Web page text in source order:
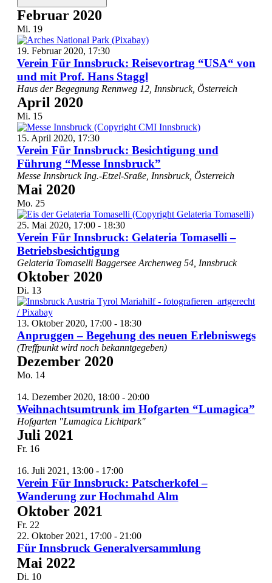
Februar 2020
Mi. 19
19. Februar 2020, 17:30
Verein Für Innsbruck: Reisevortrag “USA“ von
und mit Prof. Hans Staggl
Haus der Begegnung Rennweg 12, Innsbruck, Österreich
April 2020
Mi. 15
15. April 2020, 17:30
Verein Für Innsbruck: Besichtigung und
Führung “Messe Innsbruck”
Messe Innsbruck Ing.-Etzel-Sraße, Innsbruck, Österreich
Mai 2020
Mo. 25
25. Mai 2020, 17:00- 18:30
Verein Für Innsbruck: Gelateria Tomaselli –
Betriebsbesichtigung
Gelateria Tomaselli Baggersee Archenweg 54, Innsbruck
Oktober 2020
Di. 13
13. Oktober 2020, 17:00- 18:30
Anpruggen – Begehung des neuen Erlebniswegs
(Treffpunkt wird noch bekanntgegeben)
Dezember 2020
Mo. 14
14. Dezember 2020, 18:00- 20:00
Weihnachtsumtrunk im Hofgarten “Lumagica”
Hofgarten "Lumagica Lichtpark"
Juli 2021
Fr. 16
16. Juli 2021, 13:00- 17:00
Verein Für Innsbruck: Patscherkofel –
Wanderung zur Hochmahd Alm
Oktober 2021
Fr. 22
22. Oktober 2021, 17:00- 21:00
Für Innsbruck Generalversammlung
Mai 2022
Di. 10